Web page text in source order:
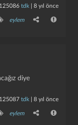
tdk 8 yıl önce
eylem
diye
tdk 8 yıl önce
eylem